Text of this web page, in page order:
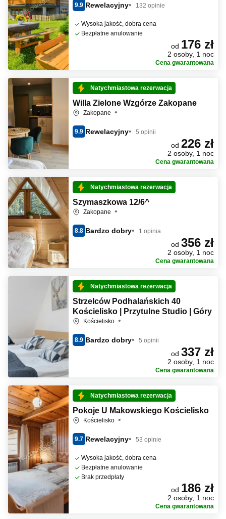
9.9 Rewelacyjny 132 opinie
Wysoka jakość, dobra cena
Bezpłatne anulowanie
od 176 zł
2 osoby, 1 noc
Cena gwarantowana
Natychmiastowa rezerwacja
Willa Zielone Wzgórze Zakopane
Zakopane
9.9 Rewelacyjny 5 opinii
od 226 zł
2 osoby, 1 noc
Cena gwarantowana
Natychmiastowa rezerwacja
Szymaszkowa 12/6^
Zakopane
8.8 Bardzo dobry 1 opinia
od 356 zł
2 osoby, 1 noc
Cena gwarantowana
Natychmiastowa rezerwacja
Strzelców Podhalańskich 40
Kościelisko | Przytulne Studio | Góry
Kościelisko
8.9 Bardzo dobry 5 opinii
od 337 zł
2 osoby, 1 noc
Cena gwarantowana
Natychmiastowa rezerwacja
Pokoje U Makowskiego Kościelisko
Kościelisko
9.7 Rewelacyjny 53 opinie
Wysoka jakość, dobra cena
Bezpłatne anulowanie
Brak przedpłaty
od 186 zł
2 osoby, 1 noc
Cena gwarantowana